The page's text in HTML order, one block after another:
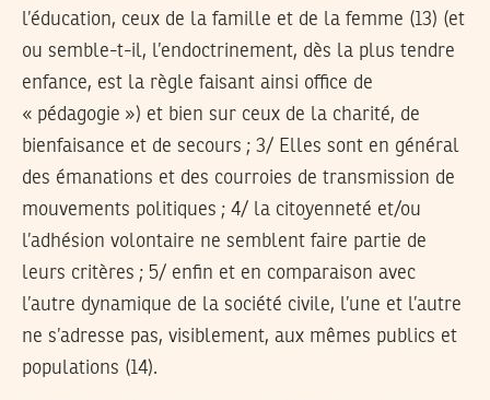
l’éducation, ceux de la famille et de la femme (13) (et
ou semble-t-il, l’endoctrinement, dès la plus tendre
enfance, est la règle faisant ainsi office de
« pédagogie ») et bien sur ceux de la charité, de
bienfaisance et de secours ; 3/ Elles sont en général
des émanations et des courroies de transmission de
mouvements politiques ; 4/ la citoyenneté et/ou
l’adhésion volontaire ne semblent faire partie de
leurs critères ; 5/ enfin et en comparaison avec
l’autre dynamique de la société civile, l’une et l’autre
ne s’adresse pas, visiblement, aux mêmes publics et
populations (14).